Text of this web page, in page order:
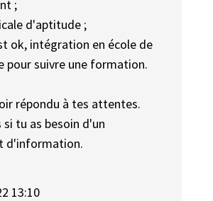
;
d'aptitude ;
ok, intégration en école de
pour suivre une formation.
répondu à tes attentes.
si tu as besoin d'un
d'information.
13:10